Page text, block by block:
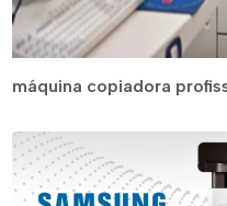
máquina copiadora